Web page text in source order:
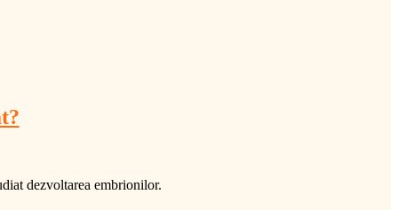
dezvoltarea embrionilor.